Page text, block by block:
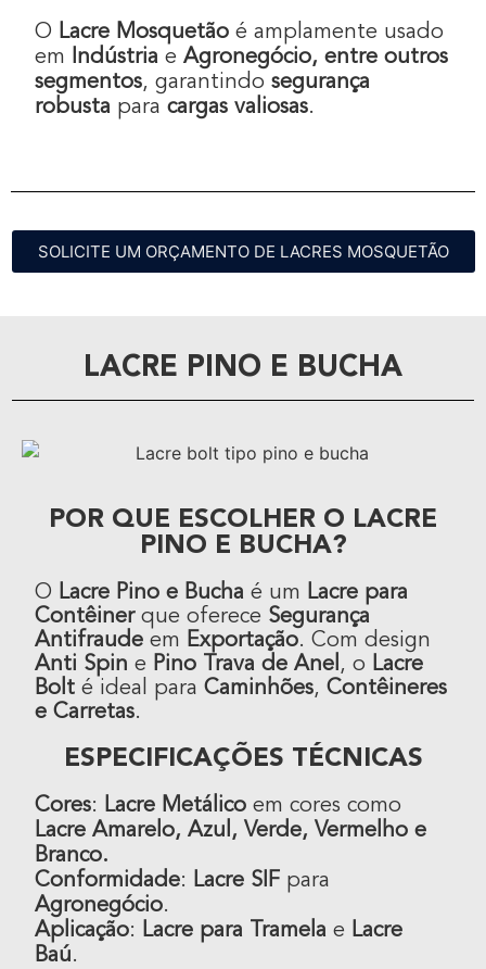
O Lacre Mosquetão é amplamente usado
em
Indústria e Agronegócio, entre outros
segmentos, garantindo segurança
robusta para cargas valiosas.
SOLICITE UM ORÇAMENTO DE LACRES MOSQUETÃO
LACRE PINO E BUCHA
POR QUE ESCOLHER O LACRE
PINO E BUCHA?
O Lacre Pino e Bucha é um Lacre para
Contêinerque oferece Segurança
Antifraude em Exportação. Com design
Anti Spin e Pino Trava de Anel, o Lacre
Bolt é ideal para Caminhões, Contêineres
e Carretas.
ESPECIFICAÇÕES TÉCNICAS
Cores: Lacre Metálico em cores como
Lacre Amarelo, Azul, Verde, Vermelho e
Branco.
Conformidade: Lacre SIF para
Agronegócio.
Aplicação: Lacre para Tramela e Lacre
Baú.